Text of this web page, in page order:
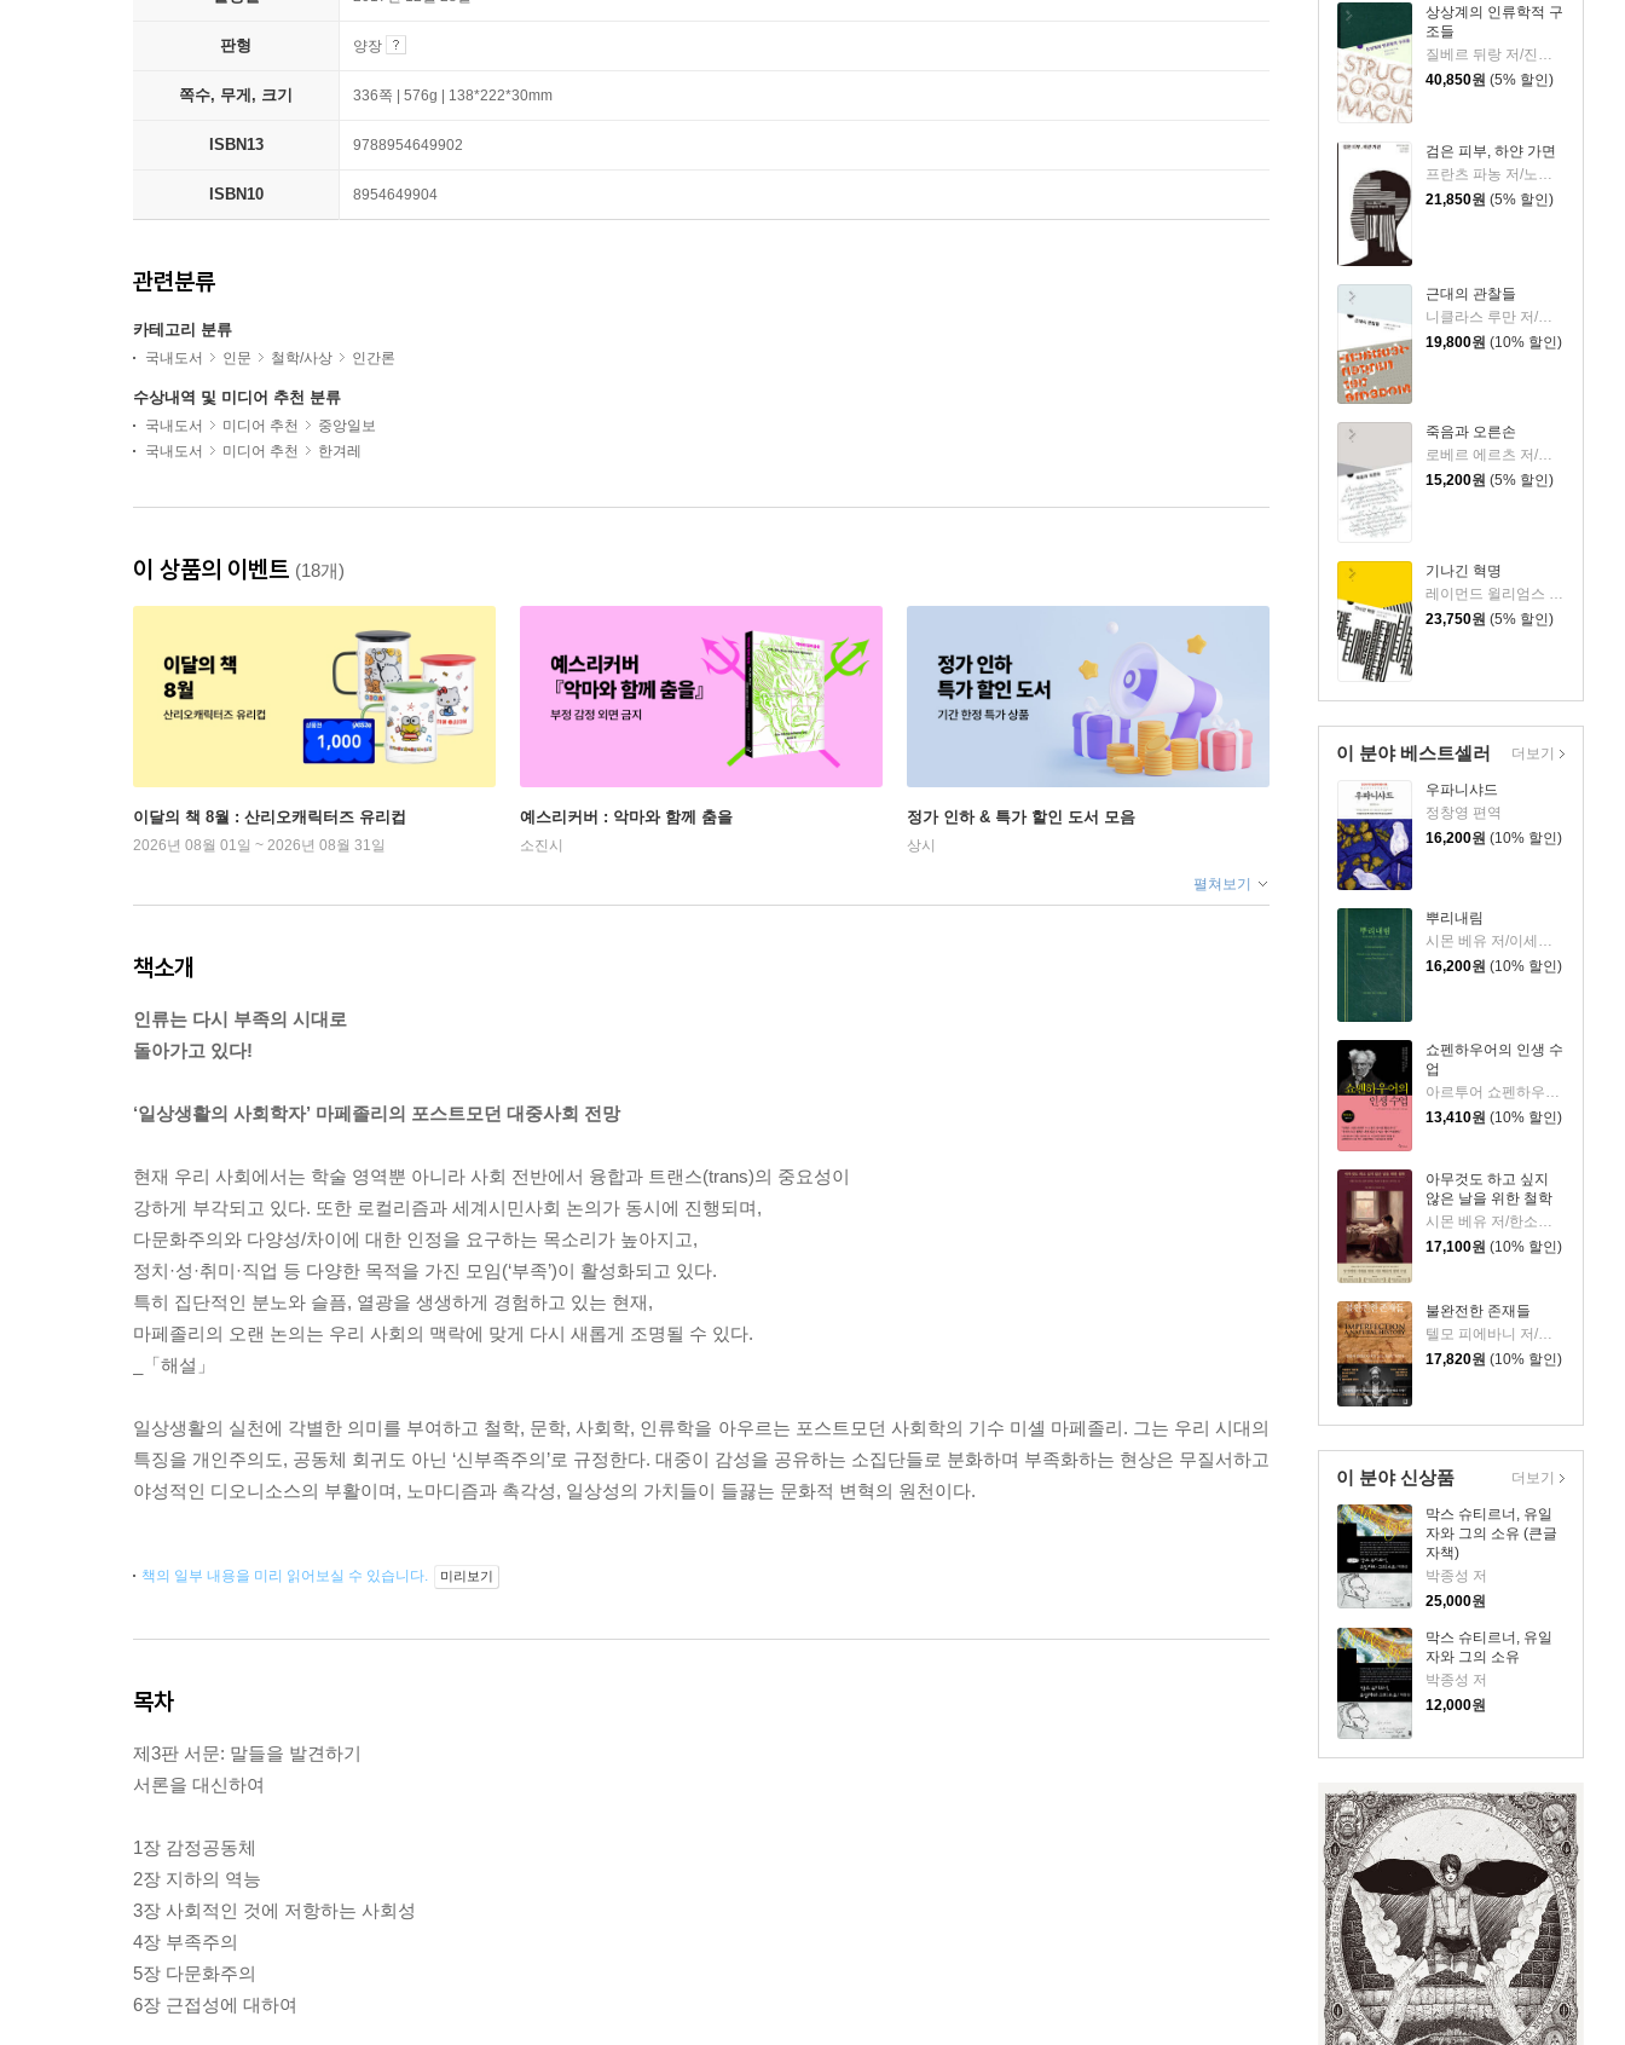
상상계의 인류학적 구
조들
40,850원 (5% 할인)
검은 피부, 하얀 가면
프란츠 파농 저/노서경 역/여인석 감수
21,850원 (5% 할인)
근대의 관찰들
19,800원 (10% 할인)
죽음과 오른손
로베르 에르츠 저/박정호 역
15,200원 (5% 할인)
기나긴 혁명
레이먼드 윌리엄스 저/성은애 역
23,750원 (5% 할인)
이 분야 베스트셀러
우파니샤드
정창영 편역
16,200원 (10% 할인)
뿌리내림
16,200원 (10% 할인)
쇼펜하우어의 인생 수
업
아르투어 쇼펜하우어 저/강현규 편/이상희 역
13,410원 (10% 할인)
아무것도 하고 싶지
않은 날을 위한 철학
시몬 베유 저/한소희 편역
17,100원 (10% 할인)
불완전한 존재들
17,820원 (10% 할인)
더보기
이 분야 신상품
막스 슈티르너, 유일
자와 그의 소유 (큰글
자책)
박종성 저
25,000원
막스 슈티르너, 유일
자와 그의 소유
박종성 저
12,000원
더보기
판형 양장
쪽수, 무게, 크기 336쪽 | 576g | 138*222*30mm
ISBN13 9788954649902
ISBN10 8954649904
관련분류
카테고리 분류
국내도서 인문 철학/사상 인간론
수상내역 및 미디어 추천 분류
국내도서 미디어 추천
중앙일보
국내도서
미디어 추천 한겨레
이 상품의 이벤트 (18개)
이달의 책 8월 : 산리오캐릭터즈 유리컵
2026년 08월 01일 ~ 2026년 08월 31일
예스리커버 : 악마와 함께 춤을
소진시
정가 인하 & 특가 할인 도서 모음
상시
펼쳐보기
책소개
인류는 다시 부족의 시대로
돌아가고 있다!
‘일상생활의 사회학자’ 마페졸리의 포스트모던 대중사회 전망
현재 우리 사회에서는 학술 영역뿐 아니라 사회 전반에서 융합과 트랜스(trans)의 중요성이
강하게 부각되고 있다. 또한 로컬리즘과 세계시민사회 논의가 동시에 진행되며,
다문화주의와 다양성/차이에 대한 인정을 요구하는 목소리가 높아지고,
정치·성·취미·직업 등 다양한 목적을 가진 모임(‘부족’)이 활성화되고 있다.
특히 집단적인 분노와 슬픔, 열광을 생생하게 경험하고 있는 현재,
마페졸리의 오랜 논의는 우리 사회의 맥락에 맞게 다시 새롭게 조명될 수 있다.
_「해설」
일상생활의 실천에 각별한 의미를 부여하고 철학, 문학, 사회학, 인류학을 아우르는 포스트모던 사회학의 기수 미셸 마페졸리. 그는 우리 시대의
특징을 개인주의도, 공동체 회귀도 아닌 ‘신부족주의’로 규정한다. 대중이 감성을 공유하는 소집단들로 분화하며 부족화하는 현상은 무질서하고
야성적인 디오니소스의 부활이며, 노마디즘과 촉각성, 일상성의 가치들이 들끓는 문화적 변혁의 원천이다.
책의 일부 내용을 미리 읽어보실 수 있습니다. 미리보기
목차
제3판 서문: 말들을 발견하기
서론을 대신하여
1장 감정공동체
2장 지하의 역능
3장 사회적인 것에 저항하는 사회성
4장 부족주의
5장 다문화주의
6장 근접성에 대하여